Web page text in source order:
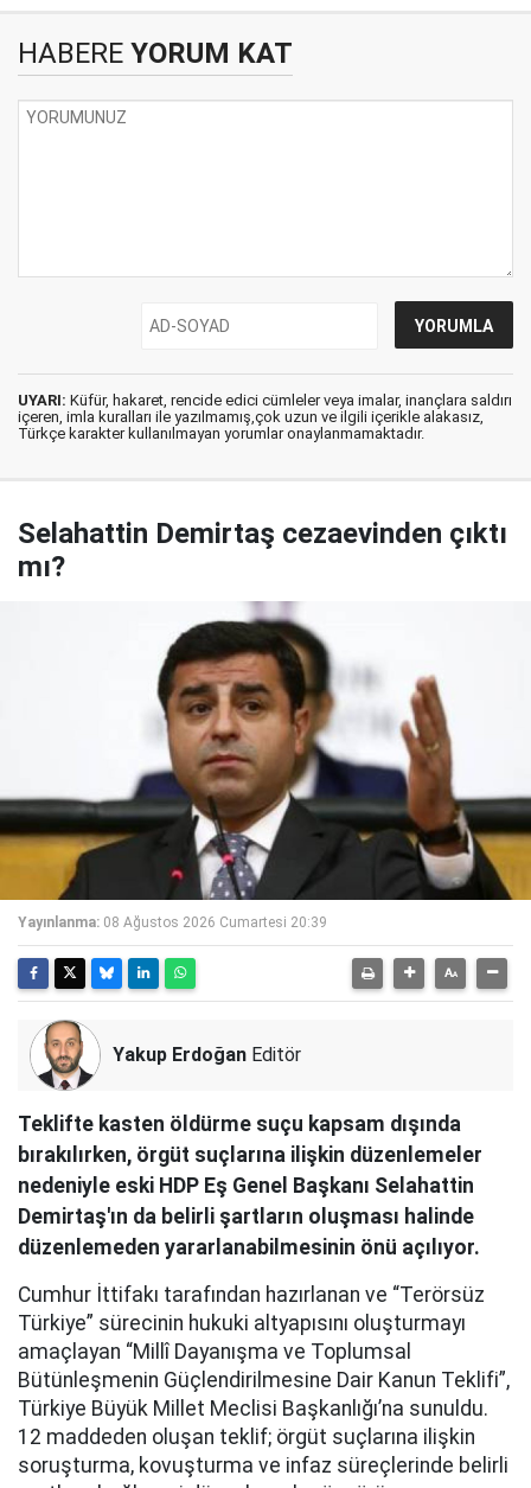
HABERE YORUM KAT
UYARI: Küfür, hakaret, rencide edici cümleler veya imalar, inançlara saldırı
içeren, imla kuralları ile yazılmamış,çok uzun ve ilgili içerikle alakasız,
Türkçe karakter kullanılmayan yorumlar onaylanmamaktadır.
Selahattin Demirtaş cezaevinden çıktı
mı?
Yayınlanma: 08 Ağustos 2026 Cumartesi 20:39
Yakup Erdoğan Editör
Teklifte kasten öldürme suçu kapsam dışında
bırakılırken, örgüt suçlarına ilişkin düzenlemeler
nedeniyle eski HDP Eş Genel Başkanı Selahattin
Demirtaş'ın da belirli şartların oluşması halinde
düzenlemeden yararlanabilmesinin önü açılıyor.
Cumhur İttifakı tarafından hazırlanan ve “Terörsüz
Türkiye” sürecinin hukuki altyapısını oluşturmayı
amaçlayan “Millî Dayanışma ve Toplumsal
Bütünleşmenin Güçlendirilmesine Dair Kanun Teklifi”,
Türkiye Büyük Millet Meclisi Başkanlığı’na sunuldu.
12 maddeden oluşan teklif; örgüt suçlarına ilişkin
soruşturma, kovuşturma ve infaz süreçlerinde belirli